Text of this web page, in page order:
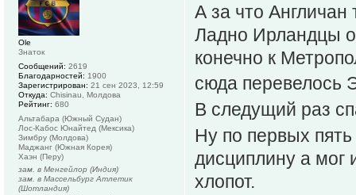
А за что
Ладно Ирландцы
конечно к
сюда перевелось
В следущий раз
Ну по первых
дисциплину а мог
хлопот.
Ole
Знаток
Сообщений: 2619
Благодарностей: 1900
Зарегистрирован: 21 сен 2023, 12:59
Откуда: Chisinau, Молдова
Рейтинг: 680
Альтабара (Южный Судан)
Лос-Кабос Юнайтед (Мексика)
Зимбру (Молдова)
Маджанг (Южная Корея)
Хаэн (Перу)
зам. в Менгейлор (Индия)
зам. в Массельбург Атлетик
(Шотландия)